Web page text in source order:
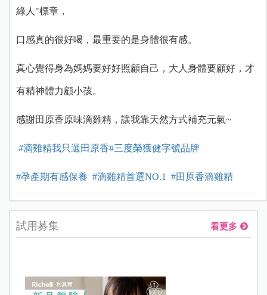
綠人"標章，
口感真的很好喝，最重要的是身體很有感。
真心覺得身為媽媽要好好照顧自己，大人身體要顧好，才
有精神體力顧小孩。
感謝田原香原味滴雞精，讓我靠天然方式補充元氣~
#滴雞精我只選田原香#三度榮獲健字號品牌
#孕產期有感保養 #滴雞精首選NO.1 #田原香滴雞精
試用募集 看更多